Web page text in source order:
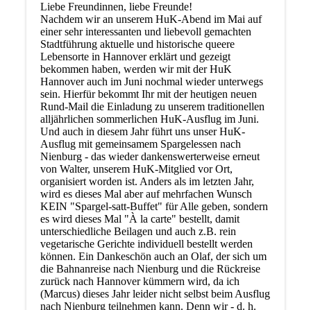
Liebe Freundinnen, liebe Freunde!
Nachdem wir an unserem HuK-Abend im Mai auf
einer sehr interessanten und liebevoll gemachten
Stadtführung aktuelle und historische queere
Lebensorte in Hannover erklärt und gezeigt
bekommen haben, werden wir mit der HuK
Hannover auch im Juni nochmal wieder unterwegs
sein. Hierfür bekommt Ihr mit der heutigen neuen
Rund-Mail die Einladung zu unserem traditionellen
alljährlichen sommerlichen HuK-Ausflug im Juni.
Und auch in diesem Jahr führt uns unser HuK-
Ausflug mit gemeinsamem Spargelessen nach
Nienburg - das wieder dankenswerterweise erneut
von Walter, unserem HuK-Mitglied vor Ort,
organisiert worden ist. Anders als im letzten Jahr,
wird es dieses Mal aber auf mehrfachen Wunsch
KEIN "Spargel-satt-Buffet" für Alle geben, sondern
es wird dieses Mal "À la carte" bestellt, damit
unterschiedliche Beilagen und auch z.B. rein
vegetarische Gerichte individuell bestellt werden
können. Ein Dankeschön auch an Olaf, der sich um
die Bahnanreise nach Nienburg und die Rückreise
zurück nach Hannover kümmern wird, da ich
(Marcus) dieses Jahr leider nicht selbst beim Ausflug
nach Nienburg teilnehmen kann. Denn wir - d. h.